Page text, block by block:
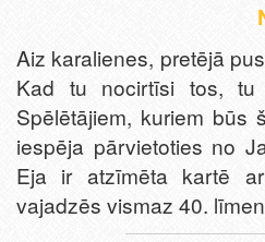
Aiz karalienes, pretējā
Kad tu nocirtīsi tos, tu
Spēlētājiem, kuriem būs
iespēja pārvietoties no
Eja ir atzīmēta kartē
vajadzēs vismaz 40.